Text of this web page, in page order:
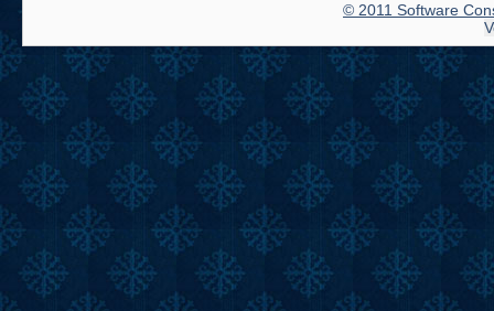
© 2011 Software